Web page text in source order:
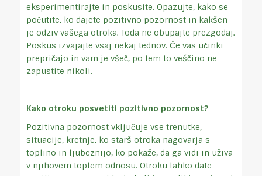
eksperimentirajte in poskusite. Opazujte, kako se
počutite, ko dajete pozitivno pozornost in kakšen
je odziv vašega otroka. Toda ne obupajte prezgodaj.
Poskus izvajajte vsaj nekaj tednov. Če vas učinki
prepričajo in vam je všeč, po tem to veščino ne
zapustite nikoli.
Kako otroku posvetiti pozitivno pozornost?
Pozitivna pozornost vključuje vse trenutke,
situacije, kretnje, ko starš otroka nagovarja s
toplino in ljubeznijo, ko pokaže, da ga vidi in uživa
v njihovem toplem odnosu. Otroku lahko date